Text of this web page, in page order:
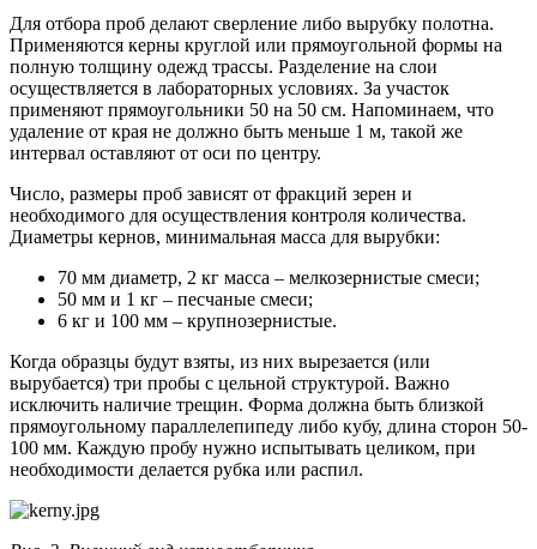
Для отбора проб делают сверление либо вырубку полотна.
Применяются керны круглой или прямоугольной формы на
полную толщину одежд трассы. Разделение на слои
осуществляется в лабораторных условиях. За участок
применяют прямоугольники 50 на 50 см. Напоминаем, что
удаление от края не должно быть меньше 1 м, такой же
интервал оставляют от оси по центру.
Число, размеры проб зависят от фракций зерен и
необходимого для осуществления контроля количества.
Диаметры кернов, минимальная масса для вырубки:
70 мм диаметр, 2 кг масса – мелкозернистые смеси;
50 мм и 1 кг – песчаные смеси;
6 кг и 100 мм – крупнозернистые.
Когда образцы будут взяты, из них вырезается (или
вырубается) три пробы с цельной структурой. Важно
исключить наличие трещин. Форма должна быть близкой
прямоугольному параллелепипеду либо кубу, длина сторон 50-
100 мм. Каждую пробу нужно испытывать целиком, при
необходимости делается рубка или распил.